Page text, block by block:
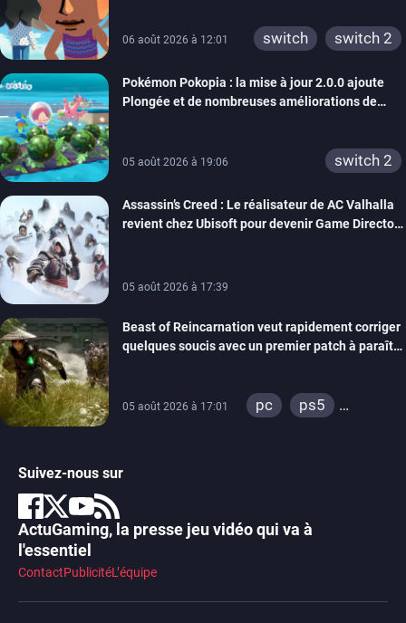
switch 2
06 août 2026 à 12:01 switch switch 2
Pokémon Pokopia : la mise à jour 2.0.0 ajoute
Plongée et de nombreuses améliorations de
05 août 2026 à 19:06 switch 2
Assassin’s Creed : Le réalisateur de AC Valhalla
revient chez Ubisoft pour devenir Game Director
05 août 2026 à 17:39
Beast of Reincarnation veut rapidement corriger
quelques soucis avec un premier patch à paraître
05 août 2026 à 17:01 pc
ps5
Suivez-nous sur
ActuGaming, la presse jeu vidéo qui va à
l'essentiel
ContactPublicitéL’équipe